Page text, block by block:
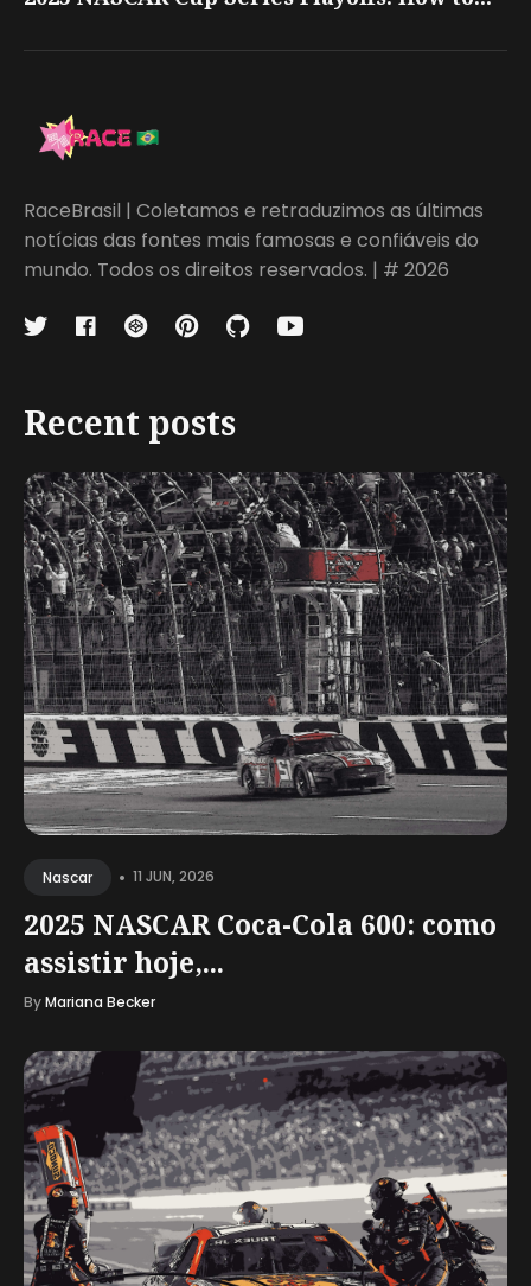
RaceBrasil | Coletamos e retraduzimos as últimas
notícias das fontes mais famosas e confiáveis do
mundo. Todos os direitos reservados. | # 2026
Recent posts
Nascar • 11 JUN, 2026
2025 NASCAR Coca-Cola 600: como
assistir hoje,...
ByMariana Becker